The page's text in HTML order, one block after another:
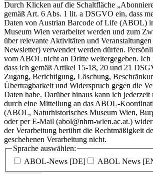
Durch Klicken auf die Schaltfläche
gemäß Art. 6 Abs. 1 lit. a DSGVO ein, dass
Daten von Austrian Barcode of Life (ABOL)
Museum Wien verarbeitet werden und zum
über relevante Aktivitäten und
Newsletter) verwendet werden dürfen.
vom ABOL nicht an Dritte weitergegeben. Ich
dass ich gemäß Artikel 15-18, 20 und 21
Zugang, Berichtigung, Löschung,
Übertragbarkeit und Widerspruch gegen die
Daten habe. Darüber hinaus kann ich
durch eine Mitteilung an das ABOL-
(ABOL, Naturhistorisches Museum Wien,
oder per E-Mail (abol@nhm-wien.ac.at.)
der Verarbeitung berührt die Rechtmäßigkeit
geschehenen Verarbeitung nicht.
Sprache auswählen:
ABOL-News [DE]
ABOL News